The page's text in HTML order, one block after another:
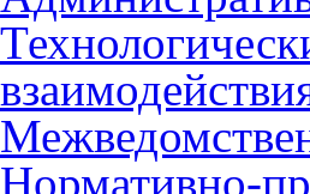
Нормативно-